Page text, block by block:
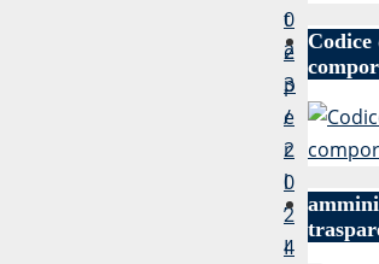
0
2
3
/
2
0
2
4
t
e
p
e
r
l
’
I
Codice